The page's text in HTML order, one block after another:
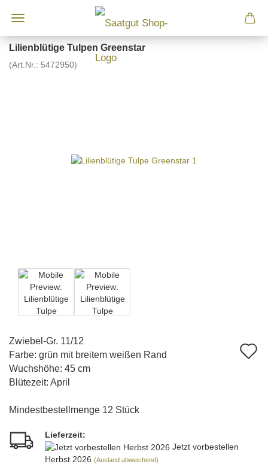
Lilienblütige Tulpen Greenstar
(Art.Nr.: 5472950)
Zwiebel-Gr. 11/12
Farbe: grün mit breitem weißen Rand
Wuchshöhe: 45 cm
Blütezeit: April
Mindestbestellmenge 12 Stück
Lieferzeit:
Jetzt vorbestellen
Herbst 2026 (Ausland abweichend)